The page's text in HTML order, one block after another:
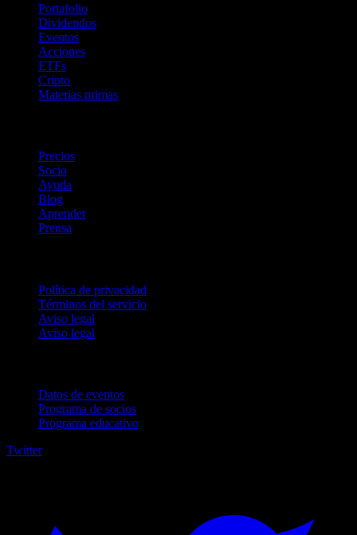
Portafolio
Dividendos
Eventos
Acciones
ETFs
Cripto
Materias primas
Precios
Socio
Ayuda
Blog
Aprender
Prensa
Política de privacidad
Términos del servicio
Aviso legal
Aviso legal
Datos de eventos
Programa de socios
Programa educativo
Twitter